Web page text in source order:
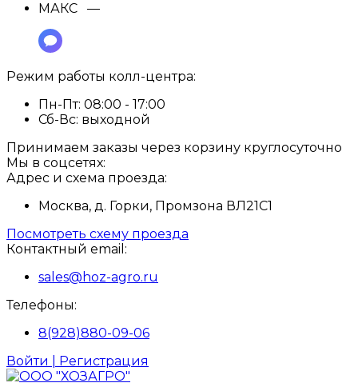
МАКС —
Режим работы колл-центра:
Пн-Пт: 08:00 - 17:00
Сб-Вс: выходной
Принимаем заказы через корзину круглосуточно
Мы в соцсетях:
Адрес и схема проезда:
Москва, д. Горки, Промзона ВЛ21С1
Посмотреть схему проезда
Контактный email:
sales@hoz-agro.ru
Телефоны:
8(928)880-09-06
Войти | Регистрация